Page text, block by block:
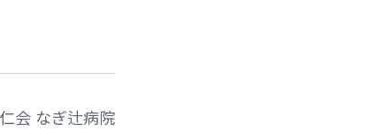
会 なぎ辻病院